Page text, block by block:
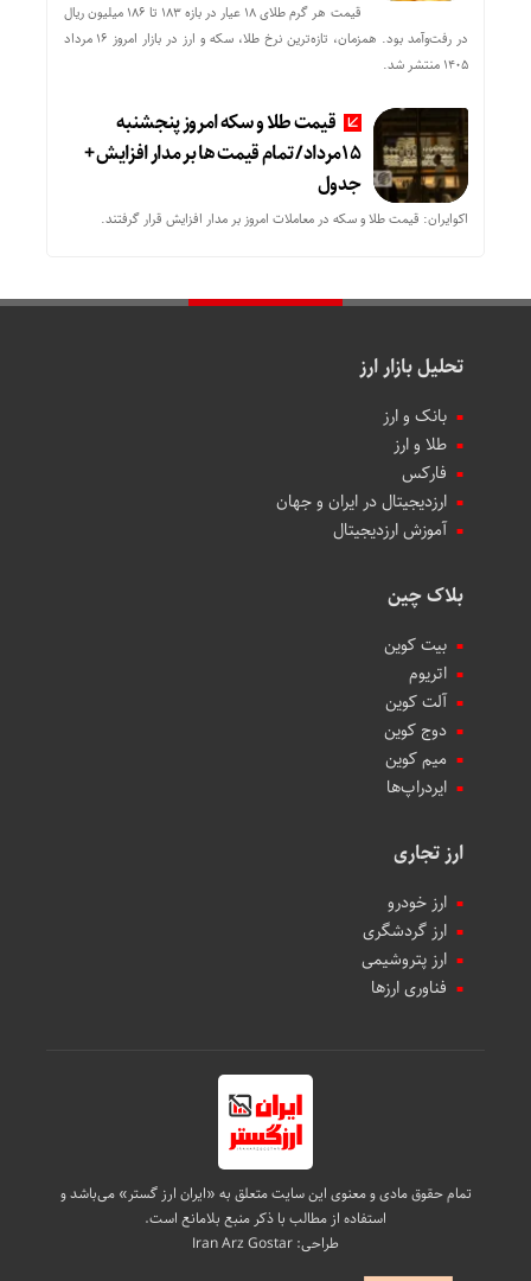
قیمت هر گرم طلای ۱۸ عیار در بازه ۱۸۳ تا ۱۸۶ میلیون ریال
در رفت‌وآمد بود. همزمان، تازه‌ترین نرخ طلا، سکه و ارز در بازار امروز ۱۶ مرداد
۱۴۰۵ منتشر شد.
قیمت طلا و سکه امروز پنجشنبه
15مرداد/ تمام قیمت ها بر مدار افزایش +
جدول
اکوایران: قیمت طلا و سکه در معاملات امروز بر مدار افزایش قرار گرفتند.
تحلیل بازار ارز
بانک و ارز
طلا و ارز
فارکس
ارزدیجیتال در ایران و جهان
آموزش ارزدیجیتال
بلاک چین
بیت کوین
اتریوم
آلت کوین
دوج کوین
میم کوین‌
ایردراپ‌ها
ارز تجاری
ارز خودرو
ارز گردشگری
ارز پتروشیمی
فناوری ارزها
تمام حقوق مادی و معنوی این سایت متعلق به «ایران ارز گستر» می‌باشد و
استفاده از مطالب با ذکر منبع بلامانع است.
طراحی:Iran Arz Gostar